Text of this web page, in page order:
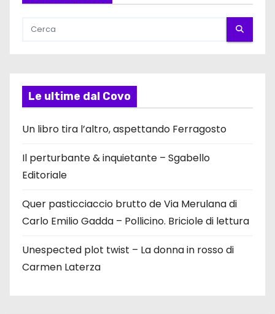
Le ultime dal Covo
Un libro tira l’altro, aspettando Ferragosto
Il perturbante & inquietante – Sgabello
Editoriale
Quer pasticciaccio brutto de Via Merulana di
Carlo Emilio Gadda – Pollicino. Briciole di lettura
Unespected plot twist – La donna in rosso di
Carmen Laterza